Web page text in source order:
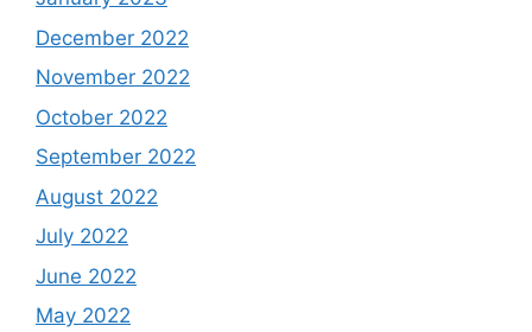
December 2022
November 2022
October 2022
September 2022
August 2022
July 2022
June 2022
May 2022